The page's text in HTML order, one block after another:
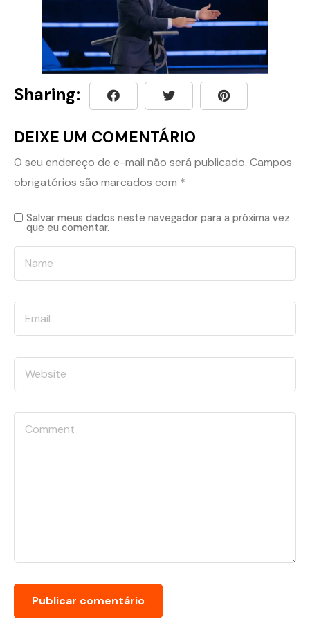
Sharing:
DEIXE UM COMENTÁRIO
O seu endereço de e-mail não será publicado. Campos
obrigatórios são marcados com *
Salvar meus dados neste navegador para a próxima vez
que eu comentar.